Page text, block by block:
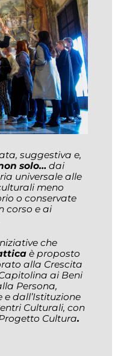
suggestiva e,
solo… dai
universale alle
meno
o conservate
corso e ai
che
è proposto
alla Crescita
ai Beni
Persona,
dall’Istituzione
Culturali, con
Cultura.